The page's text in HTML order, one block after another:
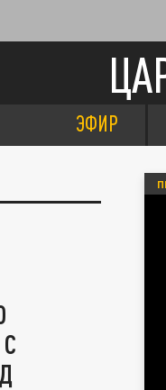
ЭФИР